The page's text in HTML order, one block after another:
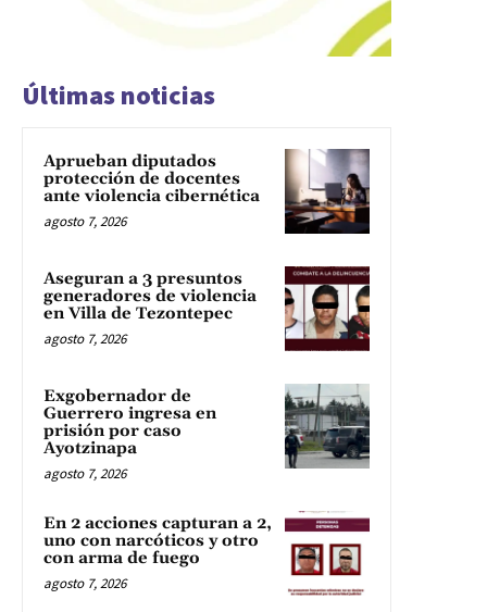
Últimas noticias
Aprueban diputados
protección de docentes
ante violencia cibernética
agosto 7, 2026
Aseguran a 3 presuntos
generadores de violencia
en Villa de Tezontepec
agosto 7, 2026
Exgobernador de
Guerrero ingresa en
prisión por caso
Ayotzinapa
agosto 7, 2026
En 2 acciones capturan a 2,
uno con narcóticos y otro
con arma de fuego
agosto 7, 2026